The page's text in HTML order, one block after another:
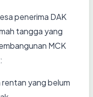
penerima DAK
tangga yang
MCK
rentan yang belum